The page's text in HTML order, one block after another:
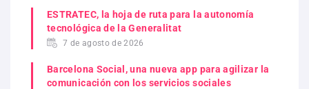
ESTRATEC, la hoja de ruta para la autonomía
tecnológica de la Generalitat
7 de agosto de 2026
Barcelona Social, una nueva app para agilizar la
comunicación con los servicios sociales